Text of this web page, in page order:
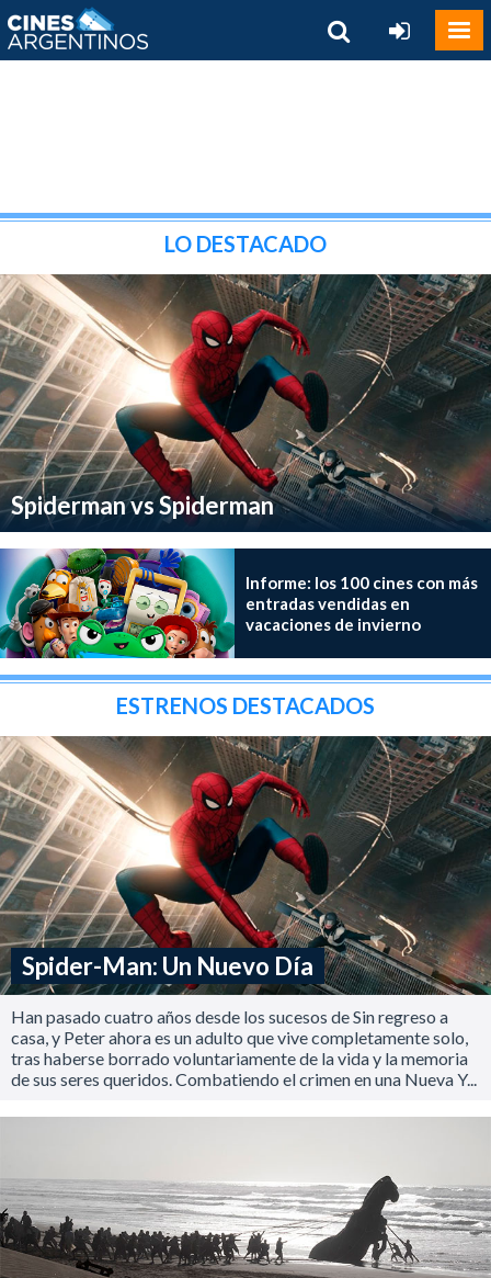
LO DESTACADO
Spiderman vs Spiderman
Informe: los 100 cines con más
entradas vendidas en
vacaciones de invierno
ESTRENOS DESTACADOS
Spider-Man: Un Nuevo Día
Han pasado cuatro años desde los sucesos de Sin regreso a
casa, y Peter ahora es un adulto que vive completamente solo,
tras haberse borrado voluntariamente de la vida y la memoria
de sus seres queridos. Combatiendo el crimen en una Nueva Y...